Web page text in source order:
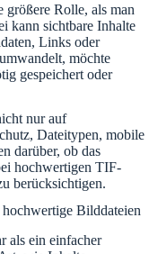
Rolle, als man
kann sichtbare Inhalte
Links oder
möchte
gespeichert oder
nur auf
Dateitypen, mobile
darüber, ob das
hochwertigen TIF-
berücksichtigen.
Bilddateien
als ein einfacher